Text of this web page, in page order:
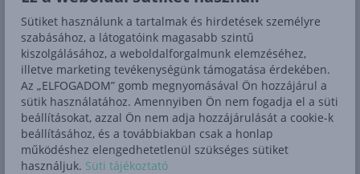
Sütiket használunk a tartalmak és hirdetések személyre
szabásához, a látogatóink magasabb szintű
kiszolgálásához, a weboldalforgalmunk elemzéséhez,
illetve marketing tevékenységünk támogatása érdekében.
Az „ELFOGADOM” gomb megnyomásával Ön hozzájárul a
sütik használatához. Amennyiben Ön nem fogadja el a süti
beállításokat, azzal Ön nem adja hozzájárulását a cookie-k
beállításához, és a továbbiakban csak a honlap
működéshez elengedhetetlenül szükséges sütiket
használjuk. Süti tájékoztató